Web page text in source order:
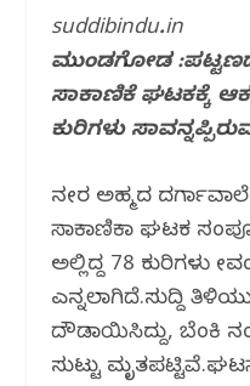
c
e
b
o
o
k
itt
e
r
at
s
A
p
p
suddibindu.in
ಮುಂಡಗೋಡ
ಸಾಕಾಣಿಕೆ ಘಟಕಕ್ಕೆ
ಕುರಿಗಳು
ನಜೀರ ಅಹ್ಮದ
ಸಾಕಾಣಿಕಾ ಘಟಕ
ಅಲ್ಲಿದ್ದ 78 ಕುರಿಗಳು
ಎನ್ನಲಾಗಿದೆ.ಸುದ್ದಿ
ದೌಡಾಯಿಸಿದ್ದು, ಬೆಂಕಿ
ಸುಟ್ಟು